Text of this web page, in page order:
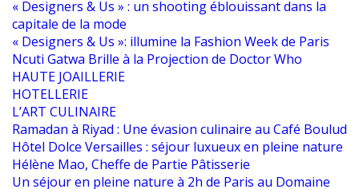
« Designers & Us » : un shooting éblouissant dans la
capitale de la mode
« Designers & Us »: illumine la Fashion Week de Paris
Ncuti Gatwa Brille à la Projection de Doctor Who
HAUTE JOAILLERIE
HOTELLERIE
L’ART CULINAIRE
Ramadan à Riyad : Une évasion culinaire au Café Boulud
Hôtel Dolce Versailles : séjour luxueux en pleine nature
Hélène Mao, Cheffe de Partie Pâtisserie
Un séjour en pleine nature à 2h de Paris au Domaine